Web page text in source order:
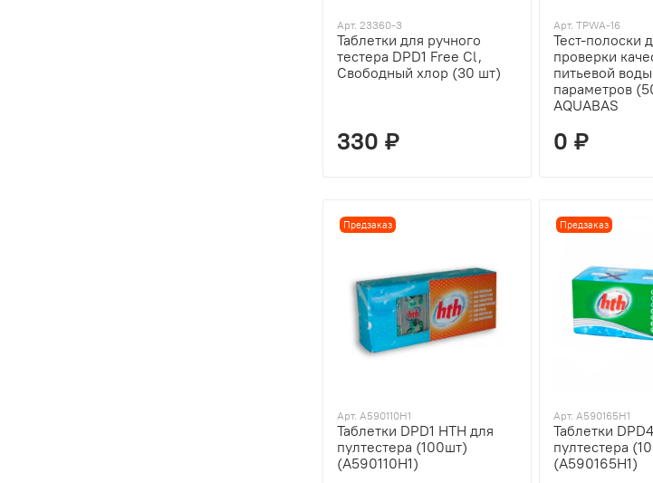
Арт. 23360-3
Таблетки для ручного
тестера DPD1 Free Cl,
Свободный хлор (30 шт)
330 ₽
Арт. TPWA-16
Тест-полоски
проверки
питьевой
параметров
AQUABAS
0 ₽
Предзаказ
Арт. A590110H1
Таблетки DPD1 HTH для
пултестера (100шт)
(A590110H1)
Предзаказ
Арт. A590165H1
Таблетки
пултестера
(A590165H1)